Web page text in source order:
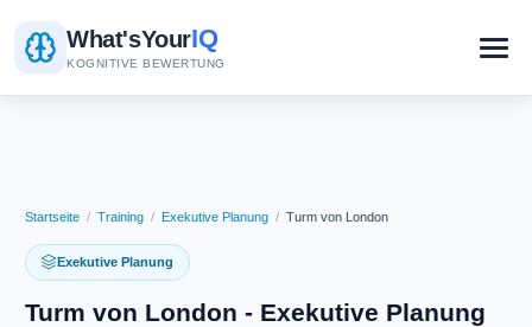
What'sYourIQ
KOGNITIVE BEWERTUNG
Startseite / Training / Exekutive Planung / Turm von London
Exekutive Planung
Turm von London - Exekutive Planung